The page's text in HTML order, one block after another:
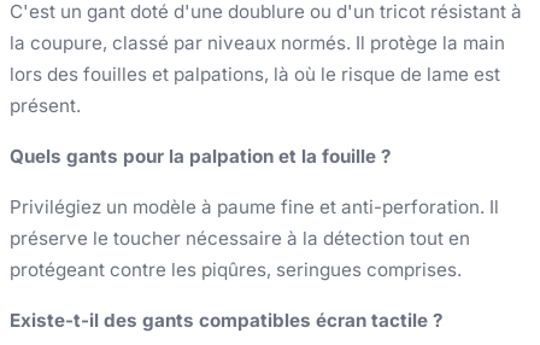
C'est un gant doté d'une doublure ou d'un tricot résistant à
la coupure, classé par niveaux normés. Il protège la main
lors des fouilles et palpations, là où le risque de lame est
présent.
Quels gants pour la palpation et la fouille ?
Privilégiez un modèle à paume fine et anti-perforation. Il
préserve le toucher nécessaire à la détection tout en
protégeant contre les piqûres, seringues comprises.
Existe-t-il des gants compatibles écran tactile ?